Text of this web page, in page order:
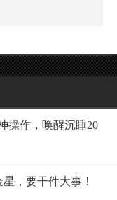
操作，唤醒沉睡20
，要干件大事！